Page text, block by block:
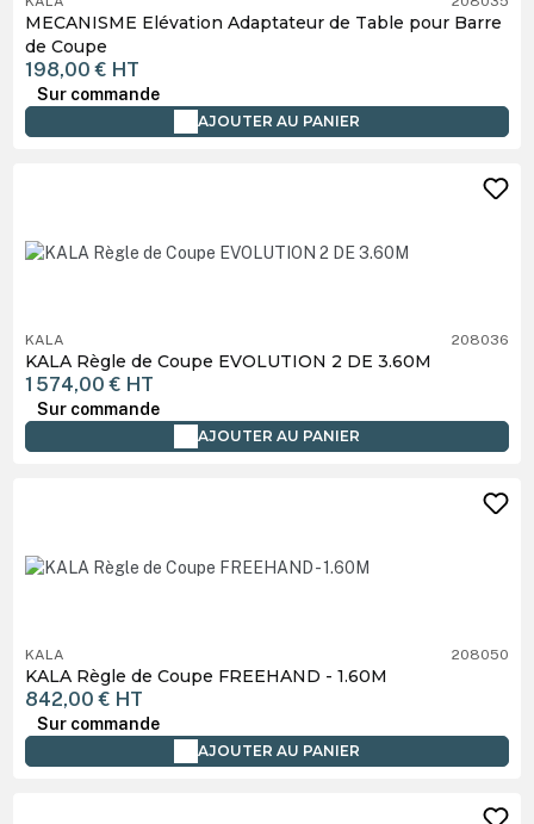
MECANISME Elévation Adaptateur de Table pour Barre
de Coupe
198,00 € HT
Sur commande
AJOUTER AU PANIER
KALA 208036
KALA Règle de Coupe EVOLUTION 2 DE 3.60M
1 574,00 € HT
Sur commande
AJOUTER AU PANIER
KALA 208050
KALA Règle de Coupe FREEHAND - 1.60M
842,00 € HT
Sur commande
AJOUTER AU PANIER